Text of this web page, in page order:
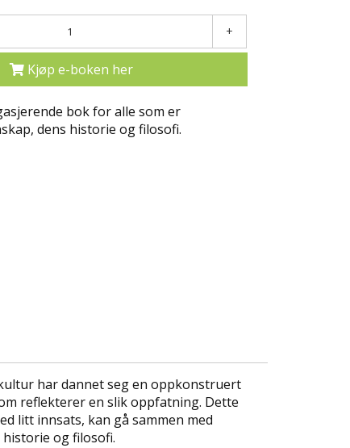
+
Kjøp e-boken her
bok for alle som er
dens historie og filosofi.
har dannet seg en oppkonstruert
reflekterer en slik oppfatning. Dette
litt innsats, kan gå sammen med
og filosofi.